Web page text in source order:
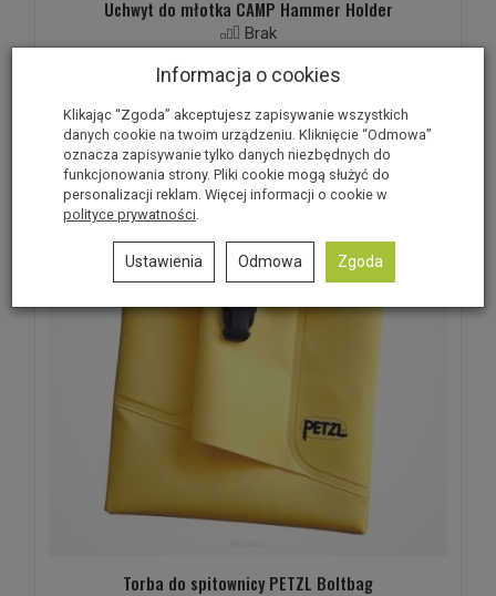
Uchwyt do młotka CAMP Hammer Holder
Brak
Do koszyka
Torba do spitownicy PETZL Boltbag
Informacja o cookies
Klikając “Zgoda” akceptujesz zapisywanie wszystkich
danych cookie na twoim urządzeniu. Kliknięcie “Odmowa”
oznacza zapisywanie tylko danych niezbędnych do
funkcjonowania strony. Pliki cookie mogą służyć do
personalizacji reklam. Więcej informacji o cookie w
polityce prywatności
Ustawienia Odmowa Zgoda